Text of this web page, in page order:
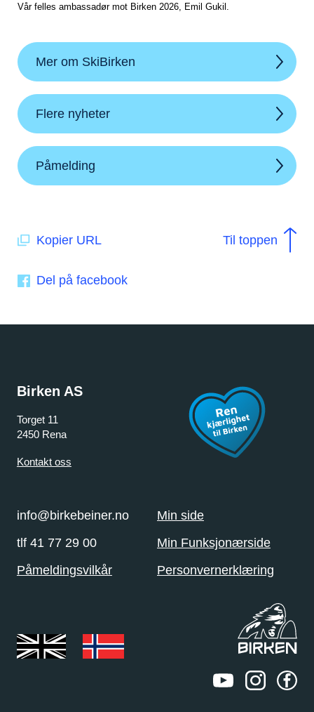
Vår felles ambassadør mot Birken 2026, Emil Gukil.
Mer om SkiBirken
Flere nyheter
Påmelding
Kopier URL
Del på facebook
Til toppen
Birken AS
Torget 11
2450 Rena
Kontakt oss
info@birkebeiner.no
tlf 41 77 29 00
Påmeldingsvilkår
Min side
Min Funksjonærside
Personvernerklæring